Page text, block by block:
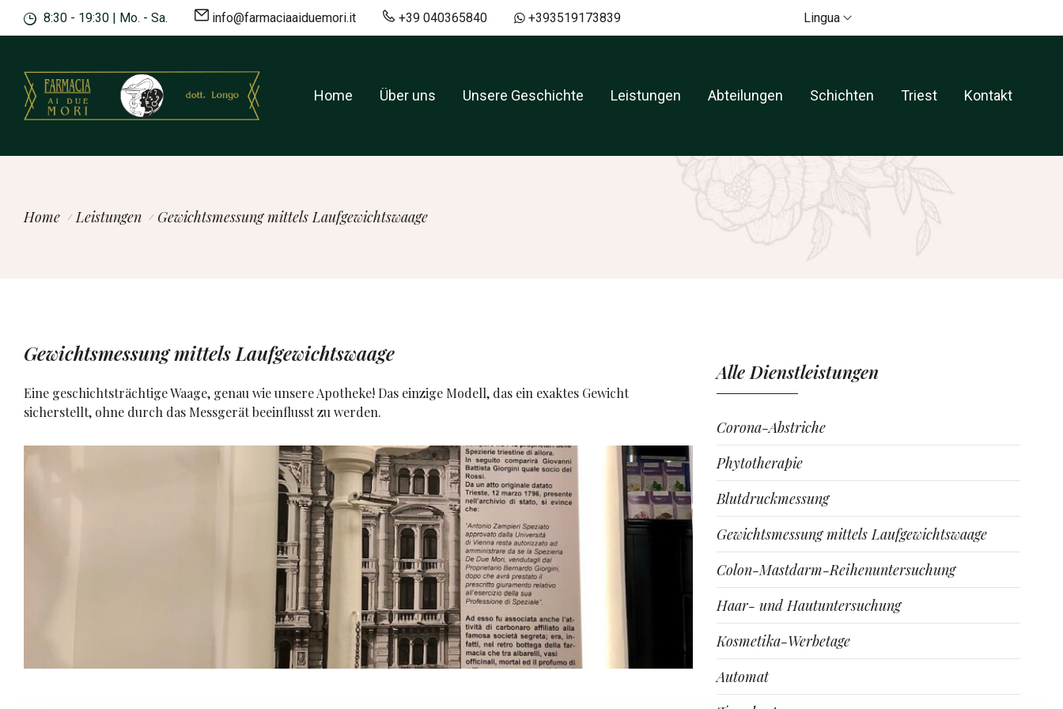
8:30 - 19:30 | Mo. - Sa. info@farmaciaaiduemori.it +39 040365840 +393519173839 Lingua
Home Über uns Unsere Geschichte Leistungen Abteilungen Schichten Triest Kontakt
Home Leistungen Gewichtsmessung mittels Laufgewichtswaage
Alle Dienstleistungen
Corona-Abstriche
Phytotherapie
Blutdruckmessung
Gewichtsmessung mittels Laufgewichtswaage
Colon-Mastdarm-Reihenuntersuchung
Haar- und Hautuntersuchung
Kosmetika-Werbetage
Automat
Gewichtsmessung mittels Laufgewichtswaage
Eine geschichtsträchtige Waage, genau wie unsere Apotheke! Das einzige Modell, das ein exaktes Gewicht
sicherstellt, ohne durch das Messgerät beeinflusst zu werden.